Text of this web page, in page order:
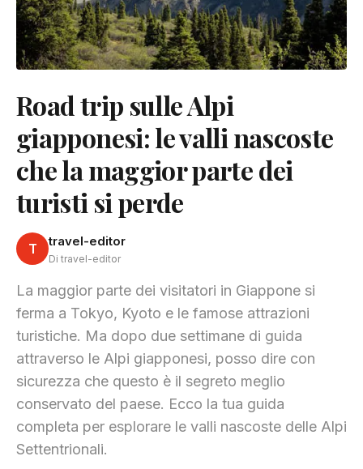
Road trip sulle Alpi
giapponesi: le valli nascoste
che la maggior parte dei
turisti si perde
T travel-editor
Di travel-editor
La maggior parte dei visitatori in Giappone si
ferma a Tokyo, Kyoto e le famose attrazioni
turistiche. Ma dopo due settimane di guida
attraverso le Alpi giapponesi, posso dire con
sicurezza che questo è il segreto meglio
conservato del paese. Ecco la tua guida
completa per esplorare le valli nascoste delle Alpi
Settentrionali.